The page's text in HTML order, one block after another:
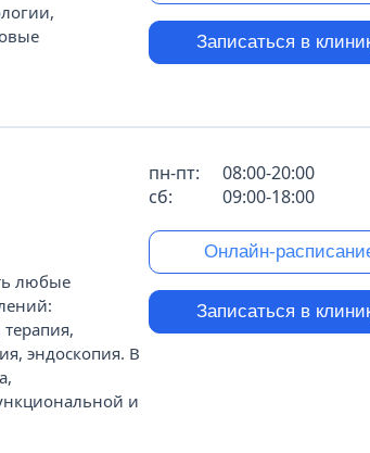
Записаться в
любые
эндоскопия. В
и
пн-пт:
08:00-20:00
сб:
09:00-18:00
Онлайн-
Записаться в